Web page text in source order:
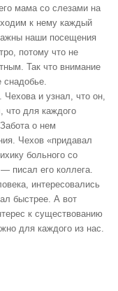
мама со слезами на
ходим к нему каждый
наши посещения
потому что не
Так что внимание
снадобье.
и узнал, что он,
что для каждого
о нем
Чехов «придавал
больного со
писал его коллега.
интересовались
быстрее. А вот
к существованию
для каждого из нас.